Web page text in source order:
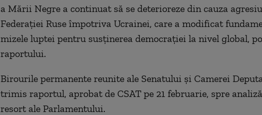
a Mării Negre a continuat să se deterioreze din cauza
Federaţiei Ruse împotriva Ucrainei, care a modificat
mizele luptei pentru susţinerea democraţiei la nivel global,
raportului.
Birourile permanente reunite ale Senatului şi Camerei
trimis raportul, aprobat de CSAT pe 21 februarie, spre
resort ale Parlamentului.